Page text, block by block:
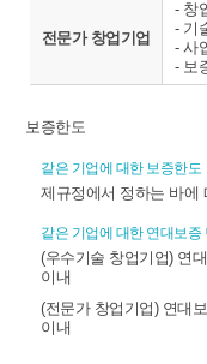
전문가 창업기업
- 창
- 기
- 사
- 보
보증한도
같은 기업에 대한 보증한도
제규정에서 정하는 바에
같은 기업에 대한 연대보증
(우수기술 창업기업) 연
이내
(전문가 창업기업) 연대
이내